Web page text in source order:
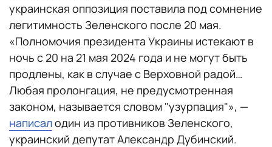
украинская оппозиция поставила под сомнение
легитимность Зеленского после 20 мая.
«Полномочия президента Украины истекают в
ночь с 20 на 21 мая 2024 года и не могут быть
продлены, как в случае с Верховной радой…
Любая пролонгация, не предусмотренная
законом, называется словом "узурпация"», —
написалодин из противников Зеленского,
украинский депутат Александр Дубинский.